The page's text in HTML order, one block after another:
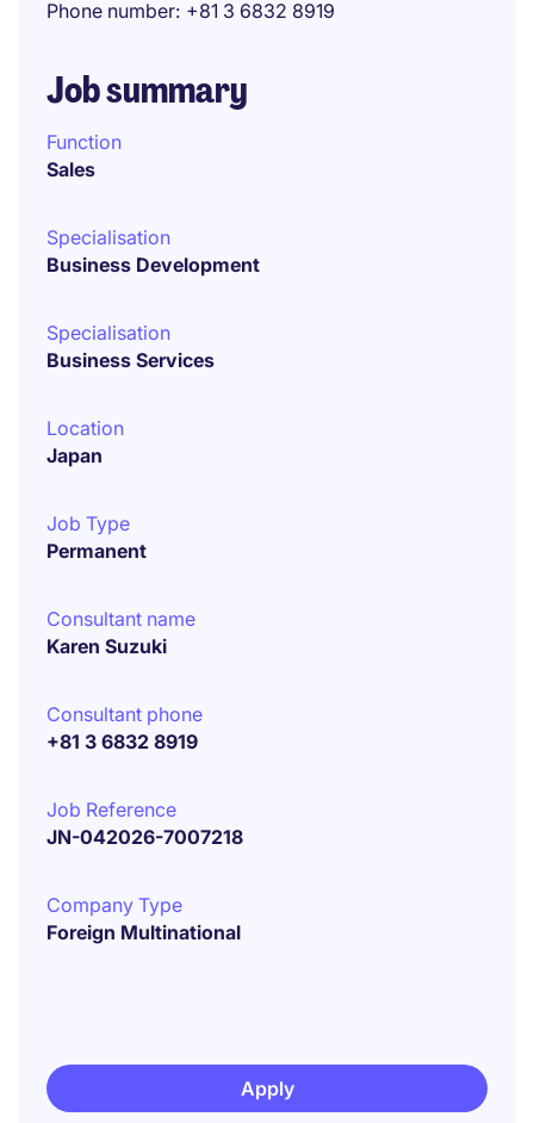
Phone number +81 3 6832 8919
Job summary
Function
Sales
Specialisation
Business Development
Specialisation
Business Services
Location
Japan
Job Type
Permanent
Consultant name
Karen Suzuki
Consultant phone
+81 3 6832 8919
Job Reference
JN-042026-7007218
Company Type
Foreign Multinational
Apply